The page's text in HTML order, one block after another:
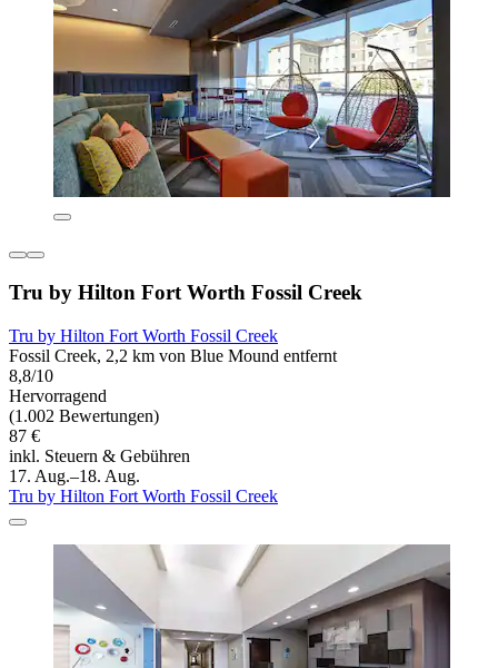
Tru by Hilton Fort Worth Fossil Creek
Tru by Hilton Fort Worth Fossil Creek
Fossil Creek, 2,2 km von Blue Mound entfernt
8,8/10
Hervorragend
(1.002 Bewertungen)
87 €
inkl. Steuern & Gebühren
17. Aug.–18. Aug.
Tru by Hilton Fort Worth Fossil Creek